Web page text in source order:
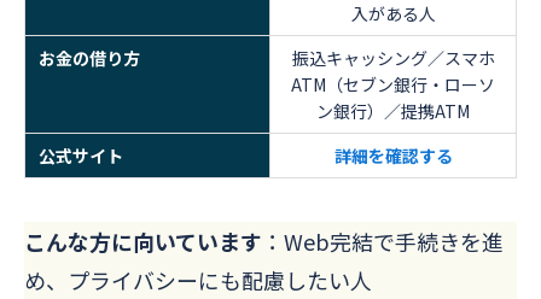
入がある人
お金の借り方
振込キャッシング／スマホ
ATM（セブン銀行・ローソ
ン銀行）／提携ATM
公式サイト
詳細を確認する
こんな方に向いています ：Web完結で手続きを進
め、プライバシーにも配慮したい人